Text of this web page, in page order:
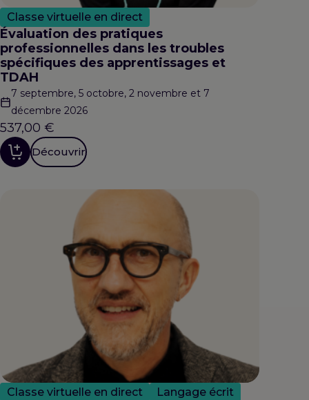
Classe virtuelle en direct
Évaluation des pratiques
professionnelles dans les troubles
spécifiques des apprentissages et
TDAH
7 septembre, 5 octobre, 2 novembre et 7
décembre 2026
537,00 €
Découvrir
Classe virtuelle en direct Langage écrit